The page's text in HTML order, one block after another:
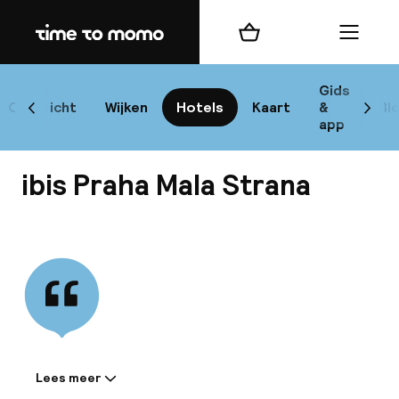
Home
Overzicht Wijken Hotels Kaart
Gids
&
app
Scroll naar links
Winkelmand Menu
ibis Praha Mala Strana
Informatie gedeeld door de
Lees meer